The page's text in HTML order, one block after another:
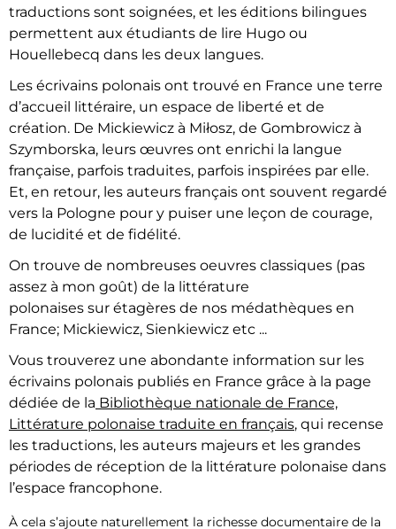
traductions sont soignées, et les éditions bilingues
permettent aux étudiants de lire Hugo ou
Houellebecq dans les deux langues.
Les écrivains polonais ont trouvé en France une terre
d’accueil littéraire, un espace de liberté et de
création. De Mickiewicz à Miłosz, de Gombrowicz à
Szymborska, leurs œuvres ont enrichi la langue
française, parfois traduites, parfois inspirées par elle.
Et, en retour, les auteurs français ont souvent regardé
vers la Pologne pour y puiser une leçon de courage,
de lucidité et de fidélité.
On trouve de nombreuses oeuvres classiques (pas
assez à mon goût) de la littérature
polonaises sur étagères de nos médathèques en
France; Mickiewicz, Sienkiewicz etc ...
Vous trouverez une abondante information sur les
écrivains polonais publiés en France grâce à la page
dédiée de la Bibliothèque nationale de France,
Littérature polonaise traduite en français, qui recense
les traductions, les auteurs majeurs et les grandes
périodes de réception de la littérature polonaise dans
l’espace francophone.
À cela s’ajoute naturellement la richesse documentaire de la